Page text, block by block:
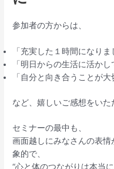
参加者の方からは、
「充実した１時間になりま
「明日からの生活に活かし
「自分と向き合うことが大
など、嬉しいご感想をいた
セミナーの最中も、
画面越しにみなさんの表
象的で、
“心と体のつながりは本当